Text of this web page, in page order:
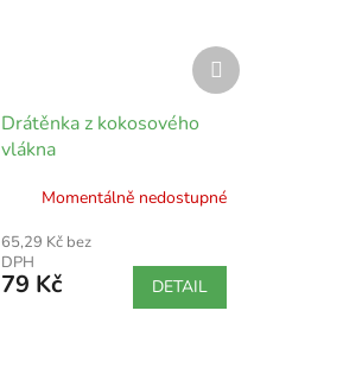
Drátěnka z kokosového
vlákna
Momentálně nedostupné
65,29 Kč bez
DPH
79 Kč DETAIL
Další
produkt